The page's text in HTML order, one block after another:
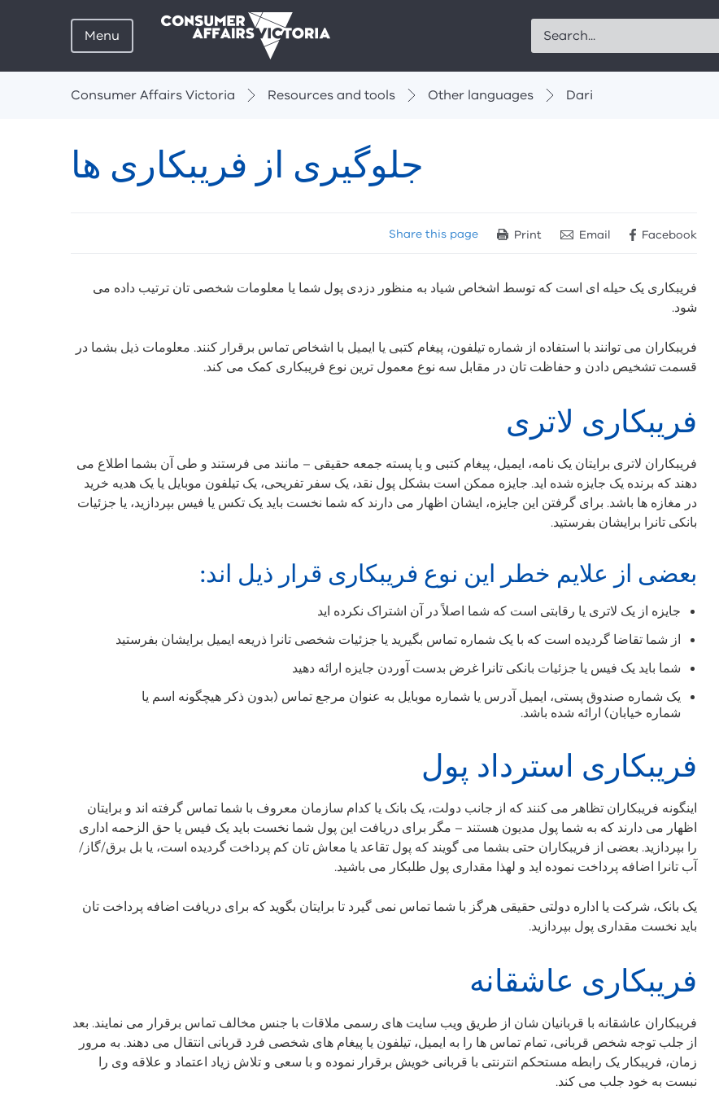
Menu Search
Consumer Affairs Victoria
Resources and tools Other languages Dari
جلوگیری از فریبکاری ها
tools
Share this page Print Email Facebook
فریبکاری یک حیله ای است که توسط اشخاص شیاد به منظور دزدی پول شما یا معلومات شخصی تان ترتیب داده می
شود.
فریبکاران می توانند با استفاده از شماره تیلفون، پیغام کتبی یا ایمیل با اشخاص تماس برقرار کنند. معلومات ذیل بشما در
قسمت تشخیص دادن و حفاظت تان در مقابل سه نوع معمول ترین نوع فریبکاری کمک می کند.
فریبکاری لاتری
فریبکاران لاتری برایتان یک نامه، ایمیل، پیغام کتبی و یا پسته جمعه حقیقی – مانند می فرستند و طی آن بشما اطلاع می
دهند که برنده یک جایزه شده اید. جایزه ممکن است بشکل پول نقد، یک سفر تفریحی، یک تیلفون موبایل یا یک هدیه خرید
در مغازه ها باشد. برای گرفتن این جایزه، ایشان اظهار می دارند که شما نخست باید یک تکس یا فیس بپردازید، یا جزئیات
بانکی تانرا برایشان بفرستید.
بعضی از علایم خطر این نوع فریبکاری قرار ذیل اند:
جایزه از یک لاتری یا رقابتی است که شما اصلاً در آن اشتراک نکرده اید
از شما تقاضا گردیده است که با یک شماره تماس بگیرید یا جزئیات شخصی تانرا ذریعه ایمیل برایشان بفرستید
شما باید یک فیس یا جزئیات بانکی تانرا غرض بدست آوردن جایزه ارائه دهید
یک شماره صندوق پستی، ایمیل آدرس یا شماره موبایل به عنوان مرجع تماس (بدون ذکر هیچگونه اسم یا
شماره خیابان) ارائه شده باشد.
فریبکاری استرداد پول
اینگونه فریبکاران تظاهر می کنند که از جانب دولت، یک بانک یا کدام سازمان معروف با شما تماس گرفته اند و برایتان
اظهار می دارند که به شما پول مدیون هستند – مگر برای دریافت این پول شما نخست باید یک فیس یا حق الزحمه اداری
را بپردازید. بعضی از فریبکاران حتی بشما می گویند که پول تقاعد یا معاش تان کم پرداخت گردیده است، یا بل برق/گاز/
آب تانرا اضافه پرداخت نموده اید و لهذا مقداری پول طلبکار می باشید.
یک بانک، شرکت یا اداره دولتی حقیقی هرگز با شما تماس نمی گیرد تا برایتان بگوید که برای دریافت اضافه پرداخت تان
باید نخست مقداری پول بپردازید.
فریبکاری عاشقانه
فریبکاران عاشقانه با قربانیان شان از طریق ویب سایت های رسمی ملاقات با جنس مخالف تماس برقرار می نمایند. بعد
از جلب توجه شخص قربانی، تمام تماس ها را به ایمیل، تیلفون یا پیغام های شخصی فرد قربانی انتقال می دهند. به مرور
زمان، فریبکار یک رابطه مستحکم انترنتی با قربانی خویش برقرار نموده و با سعی و تلاش زیاد اعتماد و علاقه وی را
نبست به خود جلب می کند.